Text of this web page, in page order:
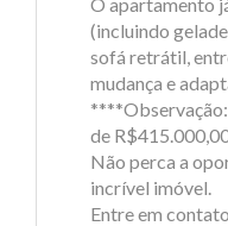
(incluindo
sofá retrátil,
mudança e
de
Não perca a
incrível imóvel.
Entre em